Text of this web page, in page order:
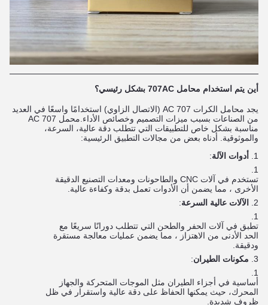
أين يتم استخدام محامل 707AC بشكل رئيسي؟
يجد محامل الكرات 707 AC (الاتصال الزاوي) استخدامًا واسعًا في العديد
من الصناعات بسبب ميزات التصميم وخصائص الأداء.محمل 707 AC
مناسبة بشكل خاص للتطبيقات التي تتطلب دقة عالية، السرعة،
والموثوقية. أدناه بعض من مجالات التطبيق الرئيسية:
أدوات الآلة:
تستخدم في آلات CNC والطاحونات ومعدات التصنيع الدقيقة
الأخرى ، مما يضمن أن الأدوات تعمل بدقة وكفاءة عالية.
الآلات عالية السرعة:
تطبق في آلات الحفر والطحن التي تتطلب دورانًا سريعًا مع
الحد الأدنى من الاهتزاز ، مما يضمن عمليات معالجة مستقرة
ودقيقة.
مكونات الطيران:
أساسية في أجزاء الطيران مثل الموجات المتحركة والجهاز
المحرك، حيث يمكنها الحفاظ على دقة عالية واستقرار في ظل
ظروف شديدة.